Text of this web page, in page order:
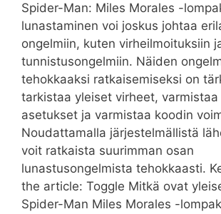
Spider-Man: Miles Morales -
lunastaminen voi joskus johtaa
ongelmiin, kuten virheilmoituksiin
tunnistusongelmiin. Näiden
tehokkaaksi ratkaisemiseksi on
tarkistaa yleiset virheet, varmistaa
asetukset ja varmistaa koodin
Noudattamalla järjestelmällistä
voit ratkaista suurimman osan
lunastusongelmista tehokkaasti.
the article: Toggle Mitkä ovat
Spider-Man Miles Morales -